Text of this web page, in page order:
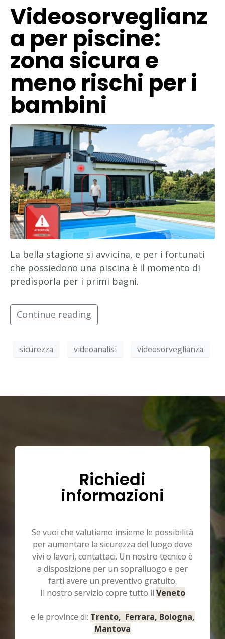
Videosorveglianz
a per piscine:
zona sicura e
meno rischi per i
bambini
La bella stagione si avvicina, e per i fortunati
che possiedono una piscina è il momento di
predisporla per i primi bagni.
Continue reading
sicurezza videoanalisi videosorveglianza
Richiedi
informazioni
Se vuoi che valutiamo insieme le possibilità
per aumentare la sicurezza del luogo dove
vivi o lavori, contattaci. Un nostro tecnico è
a disposizione per un sopralluogo e per
farti avere un preventivo gratuito.
Il nostro servizio copre tutto il Veneto
e le province di: Trento, Ferrara, Bologna,
Mantova